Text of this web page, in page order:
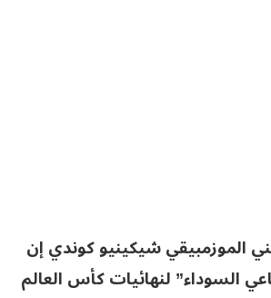
الموزمبيقي شيكينيو كوندي إن
السوداء” لنهائيات كأس العالم